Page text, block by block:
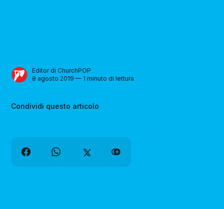
Editor di ChurchPOP
8 agosto 2019 — 1 minuto di lettura
Condividi questo articolo